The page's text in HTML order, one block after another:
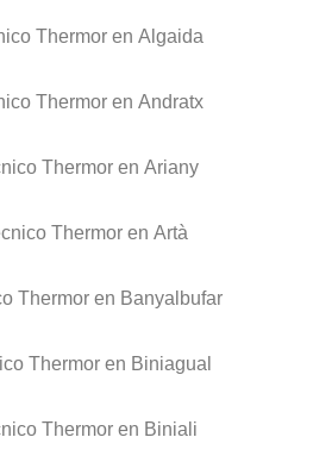
Thermor en Algaida
Thermor en Andratx
Thermor en Ariany
Thermor en Artà
Thermor en Banyalbufar
Thermor en Biniagual
Thermor en Biniali